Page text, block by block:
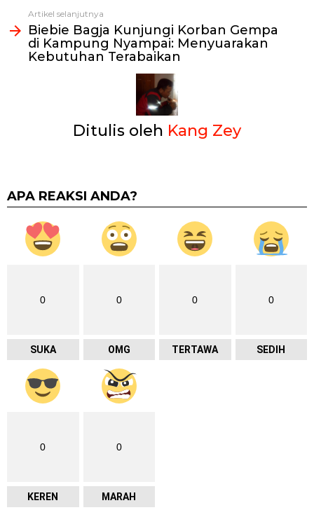
Artikel selanjutnya
Biebie Bagja Kunjungi Korban Gempa
di Kampung Nyampai: Menyuarakan
Kebutuhan Terabaikan
Ditulis oleh Kang Zey
APA REAKSI ANDA?
0
SUKA
0
OMG
0
TERTAWA
0
SEDIH
0
KEREN
0
MARAH